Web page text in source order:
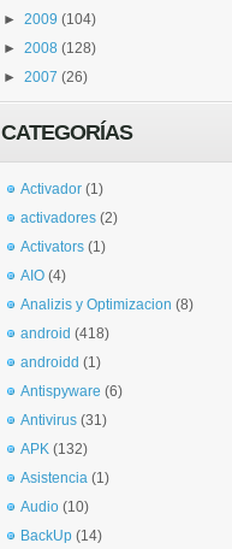
► 2009 (104)
► 2008 (128)
► 2007 (26)
CATEGORÍAS
Activador (1)
activadores (2)
Activators (1)
AIO (4)
Analizis y Optimizacion (8)
android (418)
androidd (1)
Antispyware (6)
Antivirus (31)
APK (132)
Asistencia (1)
Audio (10)
BackUp (14)